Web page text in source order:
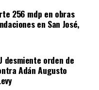
256 mdp en obras
en San José,
desmiente orden de
Adán Augusto